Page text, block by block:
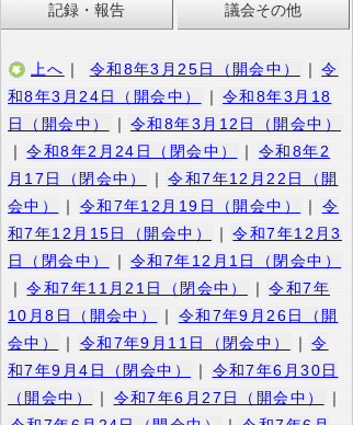
記録・報告 議会その他
上へ ｜ 令和8年3月25日（開会中） ｜ 令
和8年3月24日（開会中）
｜ 令和8年3月18
日（開会中）
｜ 令和8年3月12日（開会中）
｜ 令和8年2月24日（閉会中） ｜
令和8年2
月17日（閉会中）
｜ 令和7年12月22日（開
会中）
｜ 令和7年12月19日（開会中） ｜
令
和7年12月15日（開会中）
｜ 令和7年12月3
日（閉会中）
｜ 令和7年12月1日（閉会中）
｜ 令和7年11月21日（閉会中） ｜ 令和7年
10月8日（開会中）
｜
令和7年9月26日（開
会中）
｜ 令和7年9月11日（閉会中） ｜ 令
和7年9月4日（閉会中）
｜
令和7年6月30日
（開会中）
｜ 令和7年6月27日（開会中）
｜